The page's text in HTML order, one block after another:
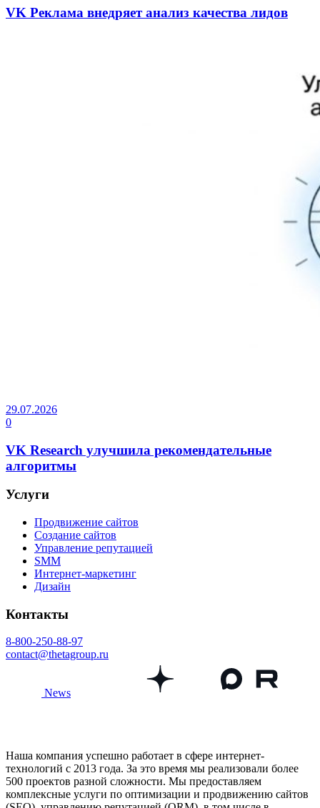
VK Реклама внедряет анализ качества лидов
29.07.2026
0
VK Research улучшила рекомендательные
алгоритмы
Услуги
Продвижение сайтов
Создание сайтов
Управление репутацией
SMM
Интернет-маркетинг
Дизайн
Контакты
8-800-250-88-97
contact@thetagroup.ru
News
Наша компания успешно работает в сфере интернет-
технологий с 2013 года. За это время мы реализовали более
500 проектов разной сложности. Мы предоставляем
комплексные услуги по оптимизации и продвижению сайтов